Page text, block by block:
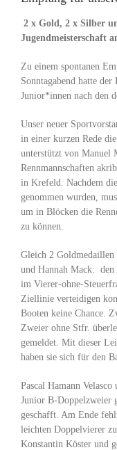
2 x Gold, 2 x Silber
Jugendmeisterschaft
Zu einem spontanen
Sonntagabend hatte
Junior*innen nach den
Unser neuer
in einer kurzen Rede
unterstützt von Manuel
Rennmannschaften
in Krefeld. Nachdem
genommen wurden,
um in Blöcken die
zu können.
Gleich 2 Goldmedaillen
und Hannah Mack: den
im Vierer-ohne-
Ziellinie verteidigen
Booten keine Chance.
Zweier ohne Stfr.
gemeldet. Mit dieser
haben sie sich für den
Pascal Hamann
Junior B-Doppelzweier
geschafft. Am Ende
leichten Doppelvierer
Konstantin Köster und